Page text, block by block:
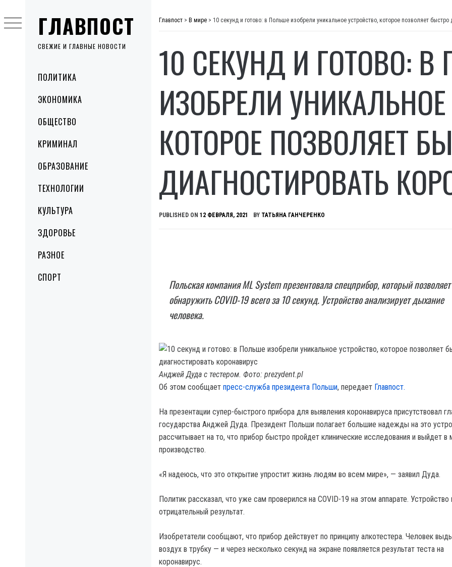
ГЛАВПОСТ
СВЕЖИЕ И ГЛАВНЫЕ НОВОСТИ
MenuПОЛИТИКА
ЭКОНОМИКА
ОБЩЕСТВО
КРИМИНАЛ
ОБРАЗОВАНИЕ
ТЕХНОЛОГИИ
КУЛЬТУРА
ЗДОРОВЬЕ
РАЗНОЕ
СПОРТ
to
content
Главпост > В мире > 10 секунд и готово: в Польше изобрели уникальное устройство, которое позволяет быстро
10 СЕКУНД И ГОТОВО:
ИЗОБРЕЛИ
КОТОРОЕ ПОЗВОЛЯЕТ
ДИАГНОСТИРОВАТЬ
PUBLISHED ON 12 ФЕВРАЛЯ, 2021 BY ТАТЬЯНА ГАНЧЕРЕНКО
Польская компания ML System презентовала спецприбор, который позволяет
обнаружить COVID-19 всего за 10 секунд. Устройство анализирует дыхание
человека.
Анджей Дуда с тестером. Фото: prezydent.pl
Об этом сообщает пресс-служба президента Польши, передает Главпост.
На презентации супер-быстрого прибора для выявления коронавируса присутствовал
государства Анджей Дуда. Президент Польши полагает большие надежды на это
рассчитывает на то, что прибор быстро пройдет клинические исследования и выйдет в
производство.
«Я надеюсь, что это открытие упростит жизнь людям во всем мире», — заявил Дуда.
Политик рассказал, что уже сам проверился на COVID-19 на этом аппарате. Устройство
отрицательный результат.
Изобретатели сообщают, что прибор действует по принципу алкотестера. Человек
воздух в трубку — и через несколько секунд на экране появляется результат теста на
коронавирус.